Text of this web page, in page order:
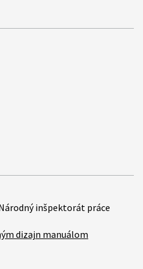
inšpektorát práce
dizajn manuálom